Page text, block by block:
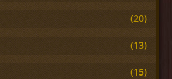
(20)
(13)
(15)